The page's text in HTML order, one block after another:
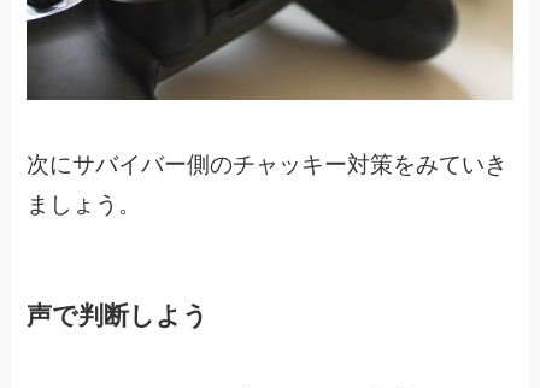
次にサバイバー側のチャッキー対策をみていき
ましょう。
声で判断しよう